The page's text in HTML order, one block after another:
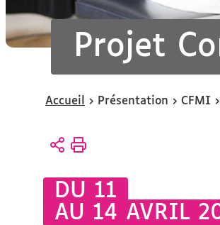
Projet
Vous
ici :
Accueil Présentation CFMI
DU 11
AU 14 AVRIL